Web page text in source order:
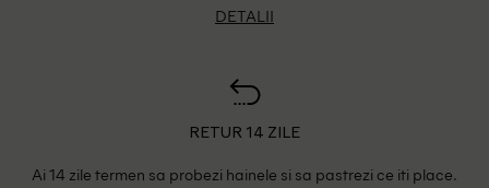
DETALII
RETUR 14 ZILE
Ai 14 zile termen sa probezi hainele si sa pastrezi ce iti place.